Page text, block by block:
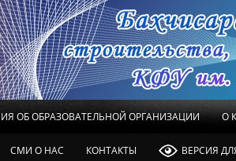
ОБ ОБРАЗОВАТЕЛЬНОЙ ОРГАНИЗАЦИИ О
СМИ О НАС КОНТАКТЫ ВЕРСИЯ